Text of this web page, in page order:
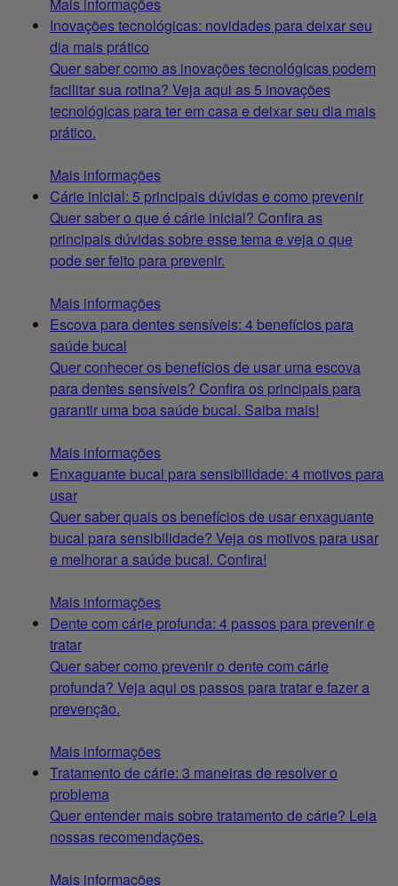
Inovações tecnológicas: novidades para deixar seu
dia mais prático
Quer saber como as inovações tecnológicas podem
facilitar sua rotina? Veja aqui as 5 inovações
tecnológicas para ter em casa e deixar seu dia mais
prático.
Mais informações
Cárie inicial: 5 principais dúvidas e como prevenir
Quer saber o que é cárie inicial? Confira as
principais dúvidas sobre esse tema e veja o que
pode ser feito para prevenir.
Mais informações
Escova para dentes sensíveis: 4 benefícios para
saúde bucal
Quer conhecer os benefícios de usar uma escova
para dentes sensíveis? Confira os principais para
garantir uma boa saúde bucal. Saiba mais!
Mais informações
Enxaguante bucal para sensibilidade: 4 motivos para
usar
Quer saber quais os benefícios de usar enxaguante
bucal para sensibilidade? Veja os motivos para usar
e melhorar a saúde bucal. Confira!
Mais informações
Dente com cárie profunda: 4 passos para prevenir e
tratar
Quer saber como prevenir o dente com cárie
profunda? Veja aqui os passos para tratar e fazer a
prevenção.
Mais informações
Tratamento de cárie: 3 maneiras de resolver o
problema
Quer entender mais sobre tratamento de cárie? Leia
nossas recomendações.
Mais informações